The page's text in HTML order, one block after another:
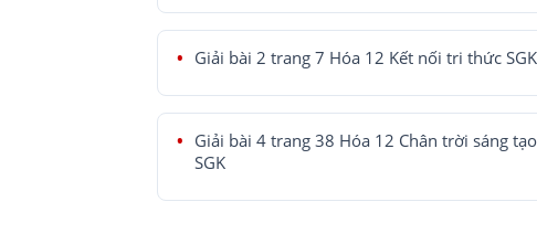
Giải bài 2 trang 7 Hóa 12 Kết nối tri thức SGK
Giải bài 4 trang 38 Hóa 12 Chân trời sáng tạo
SGK